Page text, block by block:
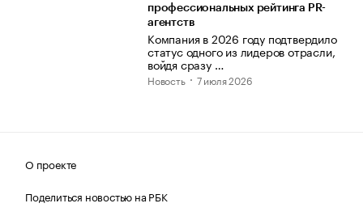
профессиональных рейтинга PR-
агентств
Компания в 2026 году подтвердило
статус одного из лидеров отрасли,
войдя сразу …
Новость 7 июля 2026
О проекте
Поделиться новостью на РБК